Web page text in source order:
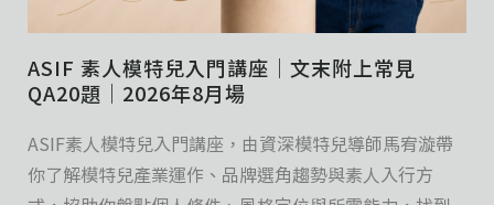
ASIF 素人模特兒入門講座｜文末附上常見
QA20題｜2026年8月場
ASIF素人模特兒入門講座，由資深模特兒導師馬宥漩帶
你了解模特兒產業運作、品牌選角趨勢與素人入行方